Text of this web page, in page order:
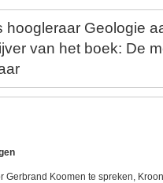
hoogleraar Geologie
van het boek: De
Gerbrand Koomen te spreken,